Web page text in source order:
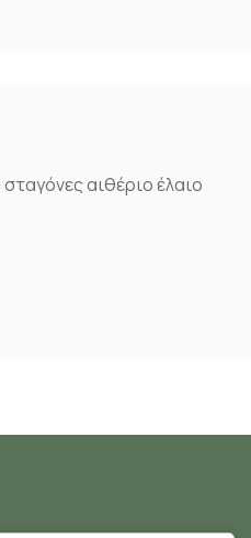
αιθέριο έλαιο